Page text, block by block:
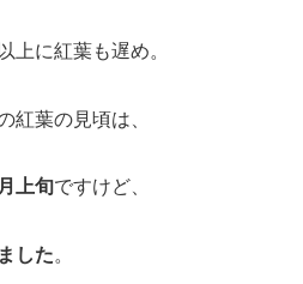
上に紅葉も遅め。
紅葉の見頃は、
上旬ですけど、
した。